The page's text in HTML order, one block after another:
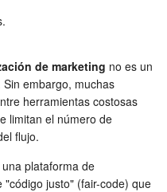
de marketing no es un
embargo, muchas
herramientas costosas
limitan el número de
flujo.
plataforma de
justo" (fair-code) que